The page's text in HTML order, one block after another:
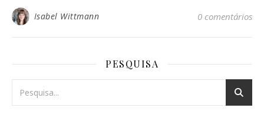
Isabel Wittmann 0 comentários
PESQUISA